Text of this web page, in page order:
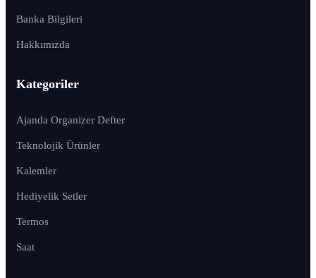
Banka Bilgileri
Hakkımızda
Kategoriler
Ajanda Organizer Defter
Teknolojik Ürünler
Kalemler
Hediyelik Setler
Termos
Saat